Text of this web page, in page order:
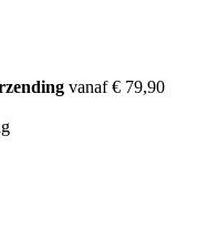
vanaf € 79,90